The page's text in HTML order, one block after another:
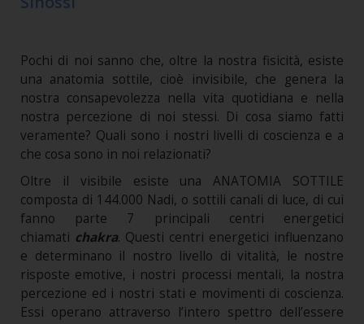
Pochi di noi sanno che, oltre la nostra fisicità, esiste
una anatomia sottile, cioè invisibile, che genera la
nostra consapevolezza nella vita quotidiana e nella
nostra percezione di noi stessi. Di cosa siamo fatti
veramente? Quali sono i nostri livelli di coscienza e a
che cosa sono in noi relazionati?
Oltre il visibile esiste una ANATOMIA SOTTILE
composta di 144.000 Nadi, o sottili canali di luce, di cui
fanno parte 7 principali centri energetici
chiamati chakra. Questi centri energetici influenzano
e determinano il nostro livello di vitalità, le nostre
risposte emotive, i nostri processi mentali, la nostra
percezione ed i nostri stati e movimenti di coscienza.
Essi operano attraverso l’intero spettro dell’essere